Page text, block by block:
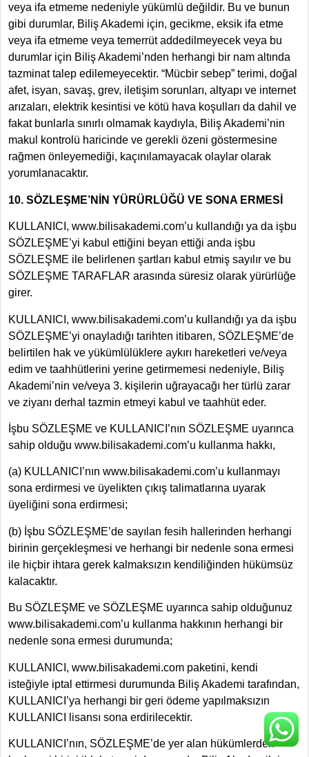
veya ifa etmeme nedeniyle yükümlü değildir. Bu ve bunun
gibi durumlar, Biliş Akademi için, gecikme, eksik ifa etme
veya ifa etmeme veya temerrüt addedilmeyecek veya bu
durumlar için Biliş Akademi’nden herhangi bir nam altında
tazminat talep edilemeyecektir. “Mücbir sebep” terimi, doğal
afet, isyan, savaş, grev, iletişim sorunları, altyapı ve internet
arızaları, elektrik kesintisi ve kötü hava koşulları da dahil ve
fakat bunlarla sınırlı olmamak kaydıyla, Biliş Akademi’nin
makul kontrolü haricinde ve gerekli özeni göstermesine
rağmen önleyemediği, kaçınılamayacak olaylar olarak
yorumlanacaktır.
10. SÖZLEŞME’NİN YÜRÜRLÜĞÜ VE SONA ERMESİ
KULLANICI, www.bilisakademi.com’u kullandığı ya da işbu
SÖZLEŞME’yi kabul ettiğini beyan ettiği anda işbu
SÖZLEŞME ile belirlenen şartları kabul etmiş sayılır ve bu
SÖZLEŞME TARAFLAR arasında süresiz olarak yürürlüğe
girer.
KULLANICI, www.bilisakademi.com’u kullandığı ya da işbu
SÖZLEŞME’yi onayladığı tarihten itibaren, SÖZLEŞME’de
belirtilen hak ve yükümlülüklere aykırı hareketleri ve/veya
edim ve taahhütlerini yerine getirmemesi nedeniyle, Biliş
Akademi’nin ve/veya 3. kişilerin uğrayacağı her türlü zarar
ve ziyanı derhal tazmin etmeyi kabul ve taahhüt eder.
İşbu SÖZLEŞME ve KULLANICI’nın SÖZLEŞME uyarınca
sahip olduğu www.bilisakademi.com’u kullanma hakkı,
(a) KULLANICI’nın www.bilisakademi.com’u kullanmayı
sona erdirmesi ve üyelikten çıkış talimatlarına uyarak
üyeliğini sona erdirmesi;
(b) İşbu SÖZLEŞME’de sayılan fesih hallerinden herhangi
birinin gerçekleşmesi ve herhangi bir nedenle sona ermesi
ile hiçbir ihtara gerek kalmaksızın kendiliğinden hükümsüz
kalacaktır.
Bu SÖZLEŞME ve SÖZLEŞME uyarınca sahip olduğunuz
www.bilisakademi.com’u kullanma hakkının herhangi bir
nedenle sona ermesi durumunda;
KULLANICI, www.bilisakademi.com paketini, kendi
isteğiyle iptal ettirmesi durumunda Biliş Akademi tarafından,
KULLANICI’ya herhangi bir geri ödeme yapılmaksızın
KULLANICI lisansı sona erdirilecektir.
KULLANICI’nın, SÖZLEŞME’de yer alan hükümlerden